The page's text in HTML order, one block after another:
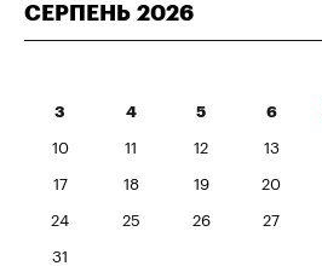
СЕРПЕНЬ 2026
3 4 5 6
10 11 12 13
17 18 19 20
24 25 26 27
31